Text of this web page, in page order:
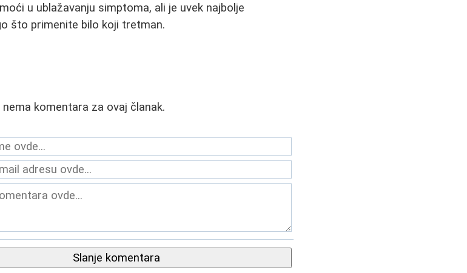
u ublažavanju simptoma, ali je uvek najbolje
što primenite bilo koji tretman.
komentara za ovaj članak.
Slanje komentara